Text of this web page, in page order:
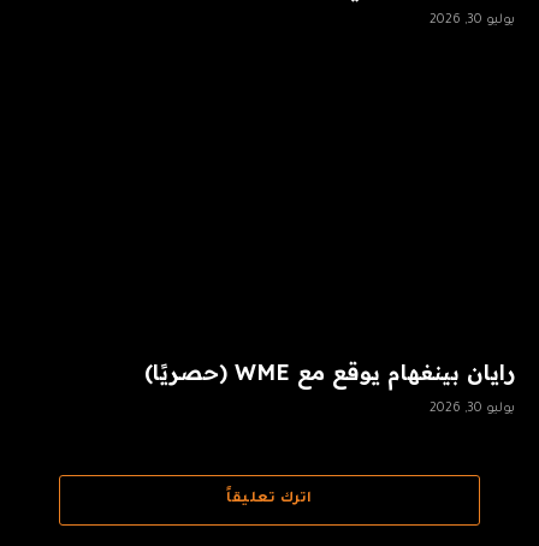
يوليو 30, 2026
رايان بينغهام يوقع مع WME (حصريًا)
يوليو 30, 2026
اترك تعليقاً